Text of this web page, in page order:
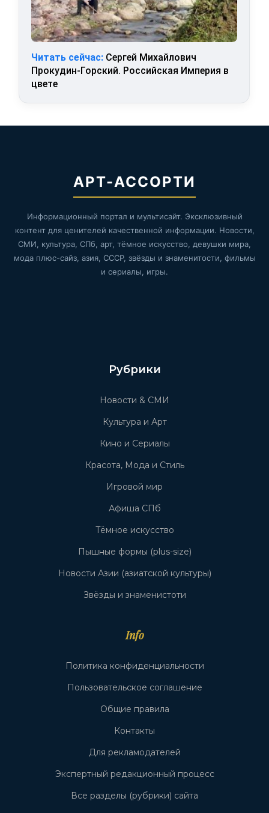
Читать сейчас: Сергей Михайлович
Прокудин-Горский. Российская Империя в
цвете
АРТ-АССОРТИ
Информационный портал и мультисайт. Эксклюзивный
контент для ценителей качественной информации. Новости,
СМИ, культура, СПб, арт, тёмное искусство, девушки мира,
мода плюс-сайз, азия, СССР, звёзды и знаменитости, фильмы
и сериалы, игры.
Рубрики
Новости & СМИ
Культура и Арт
Кино и Сериалы
Красота, Мода и Стиль
Игровой мир
Афиша СПб
Тёмное искусство
Пышные формы (plus-size)
Новости Азии (азиатской культуры)
Звёзды и знаменистоти
Info
Политика конфиденциальности
Пользовательское соглашение
Общие правила
Контакты
Для рекламодателей
Экспертный редакционный процесс
Все разделы (рубрики) сайта